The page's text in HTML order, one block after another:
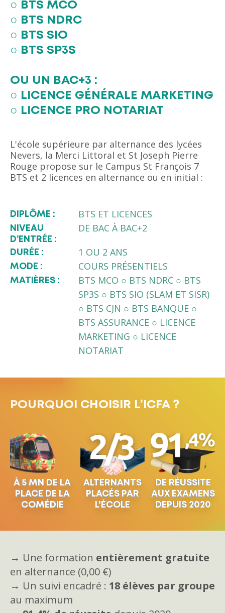
○ BTS MCO
○ BTS NDRC
○ BTS SIO
○ BTS SP3S
OU UN BAC+3 :
○ LICENCE GÉNÉRALE MARKETING
○ LICENCE PRO NOTARIAT
L'école supérieure par alternance des lycées
Nevers, la Merci Littoral et St Joseph Pierre
Rouge propose sur le Campus St François 7
BTS et 2 licences en alternance ou en initial :
DIPLÔME : BTS ET LICENCES
NIVEAU
D’ENTRÉE :
DE BAC À BAC+2
DURÉE : 1 OU 2 ANS
MODE : COURS PRÉSENTIELS
MATIÈRES :
BTS MCO ○ BTS NDRC ○ BTS
SP3S ○ BTS SIO (SLAM ET SISR)
○ BTS CJN ○ BTS BANQUE ○
BTS ASSURANCE ○ LICENCE
MARKETING ○ LICENCE
NOTARIAT
POURQUOI CHOISIR L’ICFA ?
À 5 MN DE LA
PLACE DE LA
COMÉDIE
ALTERNANTS
PLACÉS PAR
L'ÉCOLE
DE RÉUSSITE
AUX EXAMENS
DEPUIS 2020
→ Une formation entièrement gratuite
en alternance (0,00 €)
→ Un suivi encadré : 18 élèves par groupe
au maximum